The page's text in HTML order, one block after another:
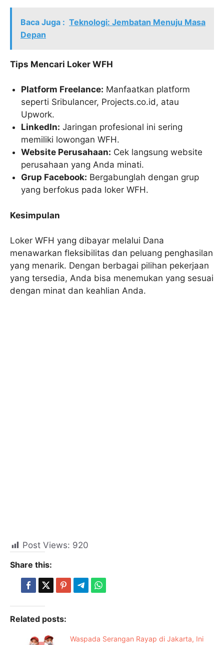
Baca Juga : Teknologi: Jembatan Menuju Masa
Depan
Tips Mencari Loker WFH
Platform Freelance: Manfaatkan platform
seperti Sribulancer, Projects.co.id, atau
Upwork.
LinkedIn: Jaringan profesional ini sering
memiliki lowongan WFH.
Website Perusahaan: Cek langsung website
perusahaan yang Anda minati.
Grup Facebook: Bergabunglah dengan grup
yang berfokus pada loker WFH.
Kesimpulan
Loker WFH yang dibayar melalui Dana
menawarkan fleksibilitas dan peluang penghasilan
yang menarik. Dengan berbagai pilihan pekerjaan
yang tersedia, Anda bisa menemukan yang sesuai
dengan minat dan keahlian Anda.
Post Views: 920
Share this:
Related posts:
Waspada Serangan Rayap di Jakarta, Ini